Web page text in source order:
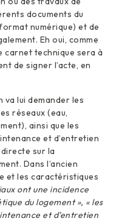
documents du
numérique) et de
Eh oui, comme
carnet technique sera à
de signer l’acte, en
va lui demander les
réseaux (eau,
ainsi que les
et d’entretien
sur la
Dans l’ancien
et les caractéristiques
ont une incidence
du logement », « les
et d’entretien